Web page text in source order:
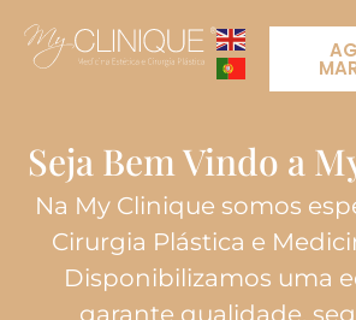
Seja Bem Vindo a
Na My Clinique somos
Cirurgia Plástica e
Disponibilizamos uma
garante qualidade,